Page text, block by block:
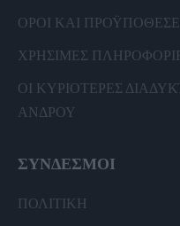
ΟΡΟΙ ΚΑΙ
ΧΡΗΣΙΜΕΣ
ΟΙ ΚΥΡΙΟΤΕΡΕΣ
ΑΝΔΡΟΥ
ΣΥΝΔΕΣΜΟΙ
ΠΟΛΙΤΙΚΗ